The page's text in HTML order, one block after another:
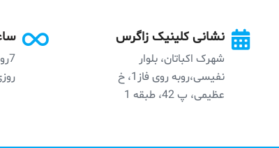
نشانی کلینیک زاگرس
شهرک اکباتان، بلوار
نفیسی،روبه روی فاز1، خ
عظیمی، پ 42، طبقه 1